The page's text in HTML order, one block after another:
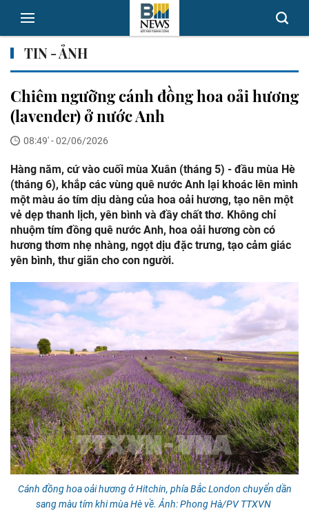
TIN - ẢNH
Chiêm ngưỡng cánh đồng hoa oải hương
(lavender) ở nước Anh
08:49' - 02/06/2026
Hàng năm, cứ vào cuối mùa Xuân (tháng 5) - đầu mùa Hè
(tháng 6), khắp các vùng quê nước Anh lại khoác lên mình
một màu áo tím dịu dàng của hoa oải hương, tạo nên một
vẻ dẹp thanh lịch, yên bình và đầy chất thơ. Không chỉ
nhuộm tím đồng quê nước Anh, hoa oải hương còn có
hương thơm nhẹ nhàng, ngọt dịu đặc trưng, tạo cảm giác
yên bình, thư giãn cho con người.
Cánh đồng hoa oải hương ở Hitchin, phía Bắc London chuyển dần
sang màu tím khi mùa Hè về. Ảnh: Phong Hà/PV TTXVN